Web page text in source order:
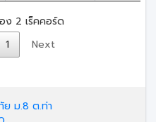
2 เร็คคอร์ด
1 Next
ย ม.8 ต.ท่า